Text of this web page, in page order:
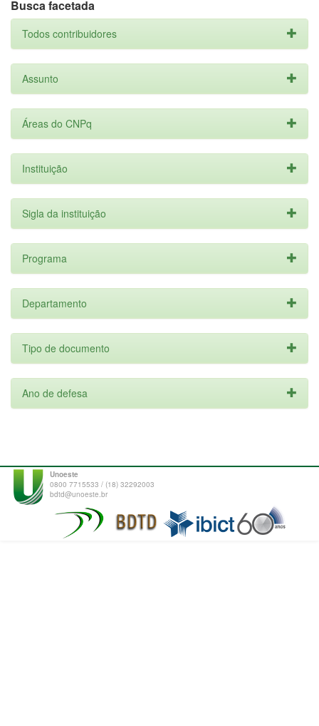
Busca facetada
Todos contribuidores
Assunto
Áreas do CNPq
Instituição
Sigla da instituição
Programa
Departamento
Tipo de documento
Ano de defesa
Unoeste
0800 7715533 / (18) 32292003
bdtd@unoeste.br